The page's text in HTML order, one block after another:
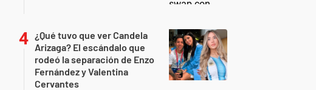
¿Qué tuvo que ver Candela
Arizaga? El escándalo que
rodeó la separación de Enzo
Fernández y Valentina
Cervantes